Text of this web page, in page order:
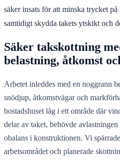
säker insats för att minska trycket
samtidigt skydda takets ytskikt och
Säker takskottning
belastning, åtkomst
Arbetet inleddes med en noggrann
snödjup, åtkomstvägar och
bostadshuset låg i ett område där
delar av taket, behövde
obalans i konstruktionen. Vi
arbetsområdet och planerade